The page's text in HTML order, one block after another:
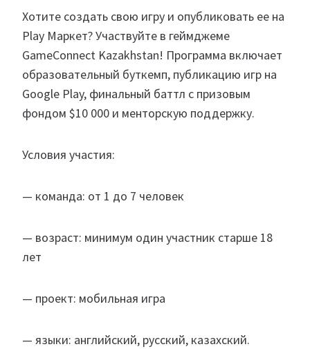
Хотите создать свою игру и опубликовать ее на
Play Маркет? Участвуйте в геймджеме
GameConnect Kazakhstan! Программа включает
образовательный буткемп, публикацию игр на
Google Play, финальный баттл с призовым
фондом $10 000 и менторскую поддержку.
Условия участия:
— команда: от 1 до 7 человек
— возраст: минимум один участник старше 18
лет
— проект: мобильная игра
— языки: английский, русский, казахский.